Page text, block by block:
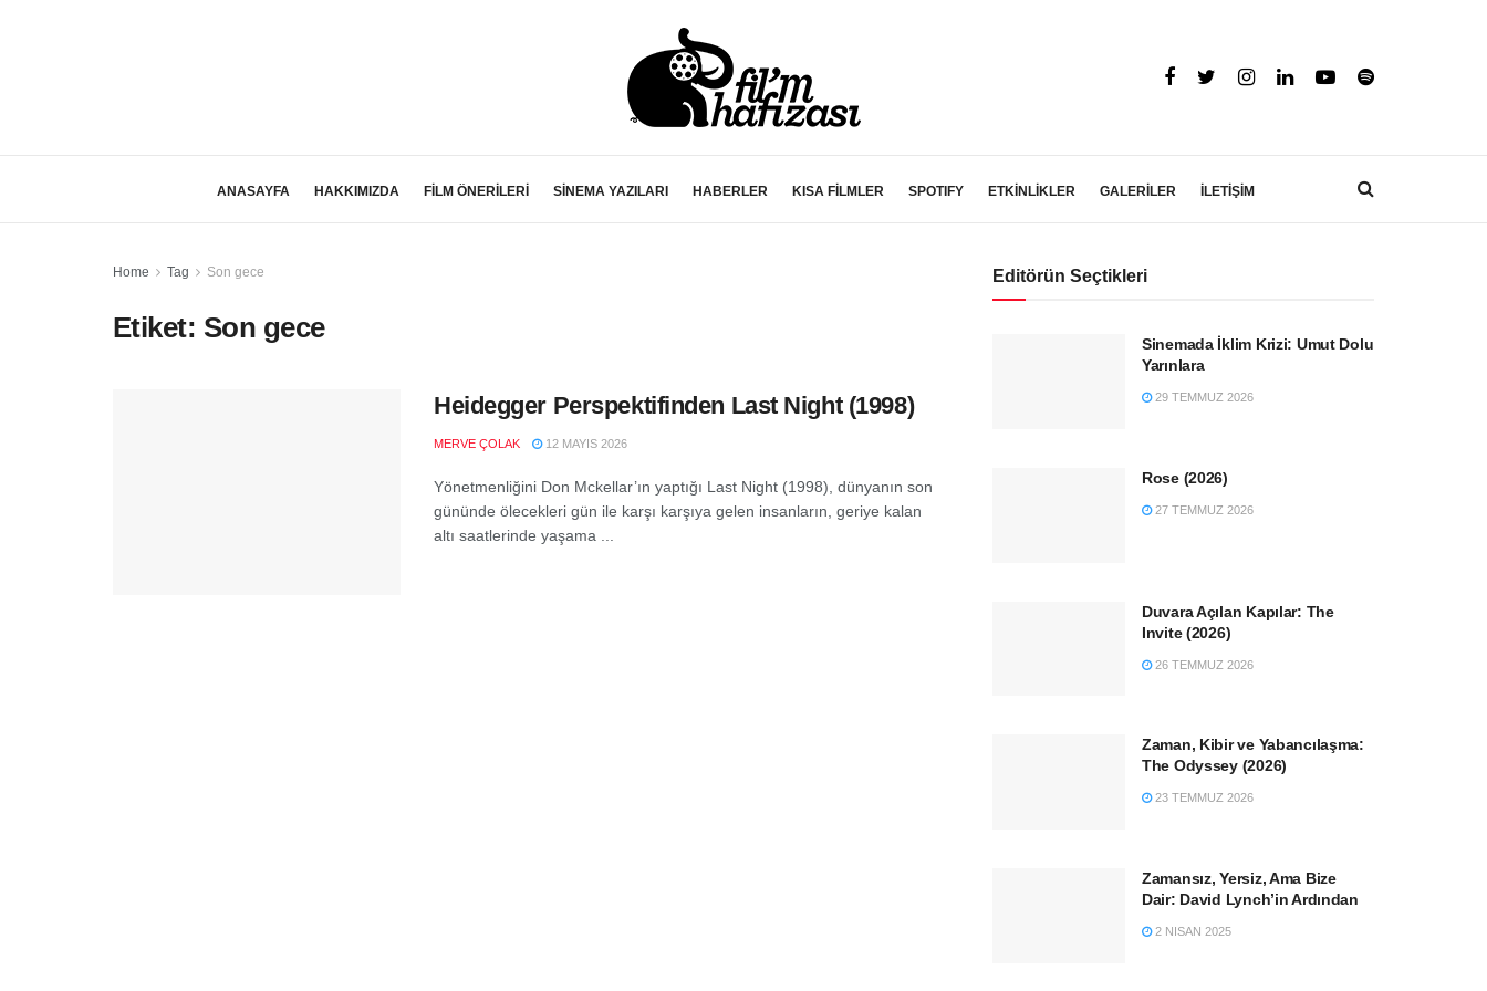
ANASAYFA HAKKIMIZDA FİLM ÖNERİLERİ SİNEMA YAZILARI HABERLER KISA FİLMLER SPOTIFY ETKİNLİKLER GALERİLER İLETİŞİM
Home Tag Son gece
Etiket: Son gece
Heidegger Perspektifinden Last Night (1998)
MERVE ÇOLAK 12 MAYIS 2026
Yönetmenliğini Don Mckellar’ın yaptığı Last Night (1998), dünyanın son
gününde ölecekleri gün ile karşı karşıya gelen insanların, geriye kalan
altı saatlerinde yaşama ...
Editörün Seçtikleri
Sinemada İklim Krizi: Umut Dolu
Yarınlara
29 TEMMUZ 2026
Rose (2026)
27 TEMMUZ 2026
Duvara Açılan Kapılar: The
Invite (2026)
26 TEMMUZ 2026
Zaman, Kibir ve Yabancılaşma:
The Odyssey (2026)
23 TEMMUZ 2026
Zamansız, Yersiz, Ama Bize
Dair: David Lynch’in Ardından
2 NISAN 2025